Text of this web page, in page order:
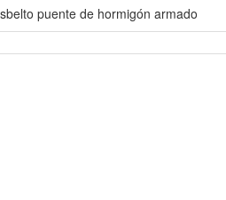
puente de hormigón armado